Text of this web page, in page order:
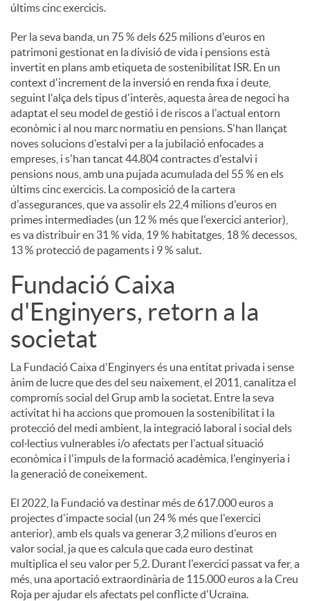
últims cinc exercicis.
Per la seva banda, un 75 % dels 625 milions d'euros en
patrimoni gestionat en la divisió de vida i pensions està
invertit en plans amb etiqueta de sostenibilitat ISR. En un
context d'increment de la inversió en renda fixa i deute,
seguint l'alça dels tipus d'interès, aquesta àrea de negoci ha
adaptat el seu model de gestió i de riscos a l'actual entorn
econòmic i al nou marc normatiu en pensions. S'han llançat
noves solucions d'estalvi per a la jubilació enfocades a
empreses, i s'han tancat 44.804 contractes d'estalvi i
pensions nous, amb una pujada acumulada del 55 % en els
últims cinc exercicis. La composició de la cartera
d'assegurances, que va assolir els 22,4 milions d'euros en
primes intermediades (un 12 % més que l'exercici anterior),
es va distribuir en 31 % vida, 19 % habitatges, 18 % decessos,
13 % protecció de pagaments i 9 % salut.
Fundació Caixa
d'Enginyers, retorn a la
societat
La Fundació Caixa d'Enginyers és una entitat privada i sense
ànim de lucre que des del seu naixement, el 2011, canalitza el
compromís social del Grup amb la societat. Entre la seva
activitat hi ha accions que promouen la sostenibilitat i la
protecció del medi ambient, la integració laboral i social dels
col·lectius vulnerables i/o afectats per l'actual situació
econòmica i l'impuls de la formació acadèmica, l'enginyeria i
la generació de coneixement.
El 2022, la Fundació va destinar més de 617.000 euros a
projectes d'impacte social (un 24 % més que l'exercici
anterior), amb els quals va generar 3,2 milions d'euros en
valor social, ja que es calcula que cada euro destinat
multiplica el seu valor per 5,2. Durant l'exercici passat va fer, a
més, una aportació extraordinària de 115.000 euros a la Creu
Roja per ajudar els afectats pel conflicte d'Ucraïna.